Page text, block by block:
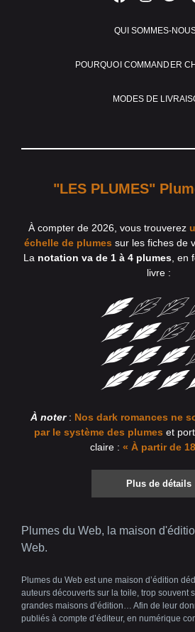
QUI SOMMES-
POURQUOI COMMANDER
MODES DE
"LES PLUMES"
À compter de 2026, vous trouverez
échelle de plumes sur les fiches de
La notation va de 1 à 4 plumes ,
livre :
À noter: Nos dark romances ne
par le système des plumes et
claire : « À partir de
Plus de détails
Plumes du Web, la maison
Web.
Plumes du Web est une maison d’édition
auteurs découverts sur la toile, trop souvent
grandes maisons d’édition… Afin de leur
publiés à compte d’éditeur, en numérique